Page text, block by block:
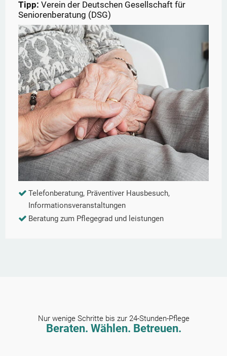
Tipp: Verein der Deutschen Gesellschaft für
Seniorenberatung (DSG)
Telefonberatung, Präventiver Hausbesuch,
Informationsveranstaltungen
Beratung zum Pflegegrad und leistungen
Nur wenige Schritte bis zur 24-Stunden-Pflege
Beraten. Wählen. Betreuen.